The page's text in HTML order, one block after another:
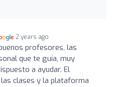
2 years ago
profesores, las
que te guía, muy
a ayudar. El
clases y la plataforma